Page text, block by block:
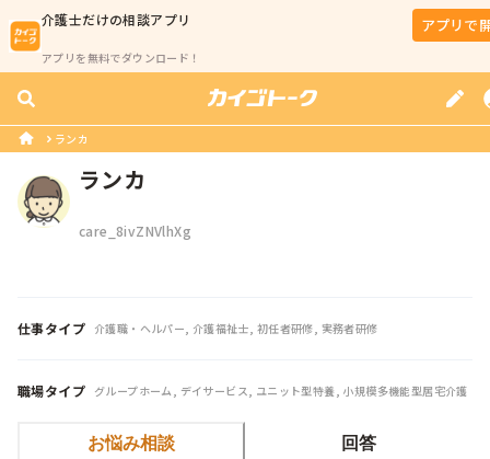
介護士だけの相談アプリ
アプリを無料でダウンロード！
アプリで
ランカ
ランカ
care_8ivZNVlhXg
仕事タイプ 介護職・ヘルパー, 介護福祉士, 初任者研修, 実務者研修
職場タイプ グループホーム, デイサービス, ユニット型特養, 小規模多機能型居宅介護
お悩み相談 回答